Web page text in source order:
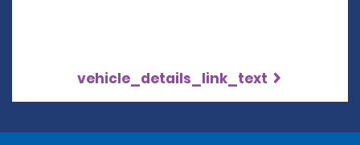
vehicle_details_link_text